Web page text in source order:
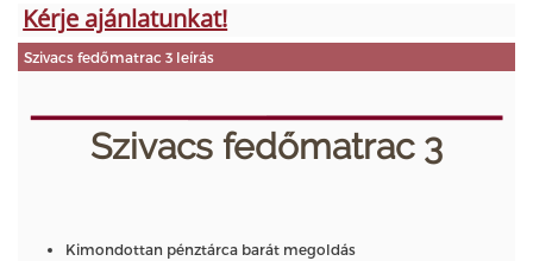
Kérje ajánlatunkat!
Szivacs fedőmatrac 3 leírás
Szivacs fedőmatrac 3
Kimondottan pénztárca barát megoldás